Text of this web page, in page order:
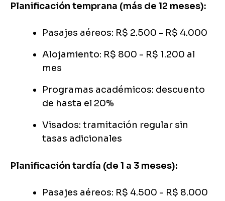
Planificación temprana (más de 12 meses):
Pasajes aéreos: R$ 2.500 - R$ 4.000
Alojamiento: R$ 800 - R$ 1.200 al
mes
Programas académicos: descuento
de hasta el 20%
Visados: tramitación regular sin
tasas adicionales
Planificación tardía (de 1 a 3 meses):
Pasajes aéreos: R$ 4.500 - R$ 8.000